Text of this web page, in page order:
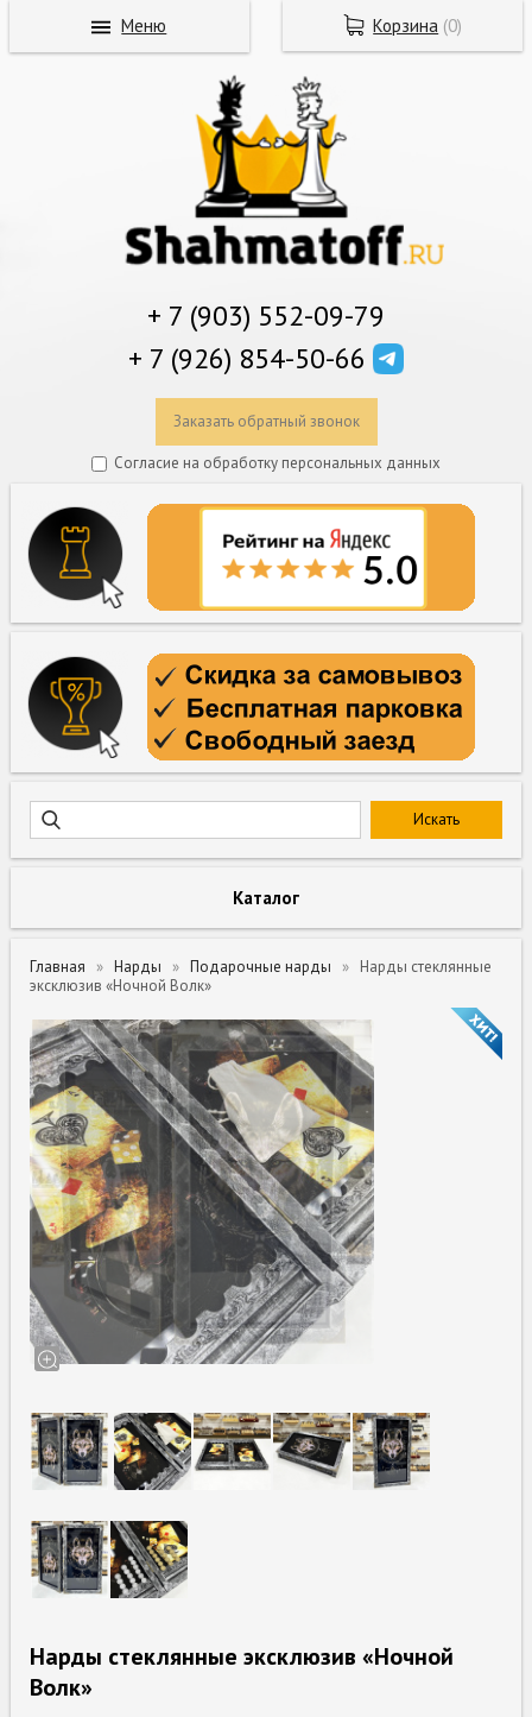
+ 7 (903) 552-09-79
+ 7 (926) 854-50-66
Заказать обратный звонок
Согласие на обработку персональных данных
Каталог
Главная Нарды Подарочные нарды
Нарды стеклянные
эксклюзив «Ночной Волк»
Нарды стеклянные эксклюзив «Ночной
Волк»
Корзина (0)
Меню